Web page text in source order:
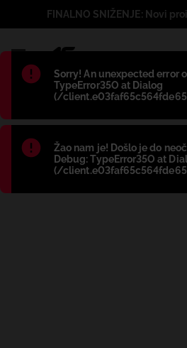
Błąd:
Sorry! An unexpected error
TypeError35O at Dialog
(/
Błąd:
Žao nam je! Došlo je do
Debug: TypeError35O at
(/
FINALNO SNIŽENJE: Novi